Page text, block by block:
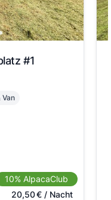
#1
Van
10% AlpacaClub
20,50€/ Nacht